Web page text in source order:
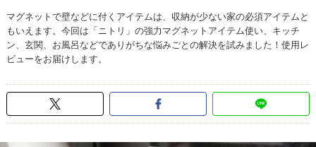
マグネットで壁などに付くアイテムは、収納が少ない家の必須アイテムと
もいえます。今回は「ニトリ」の強力マグネットアイテム使い、キッチ
ン、玄関、お風呂などでありがちな悩みごとの解決を試みました！使用レ
ビューをお届けします。